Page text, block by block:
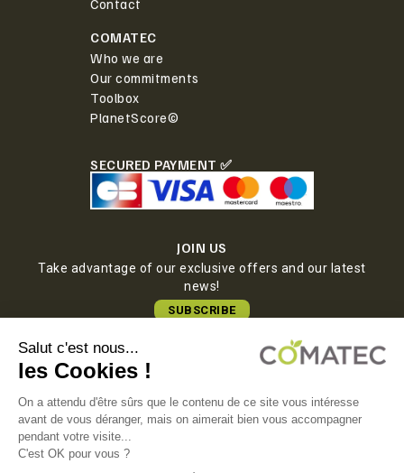
Contact
COMATEC
Who we are
Our commitments
Toolbox
PlanetScore©
SECURED PAYMENT ✅
JOIN US
Take advantage of our exclusive offers and our latest
news!
SUBSCRIBE